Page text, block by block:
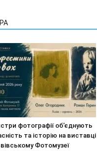
фотографії об’єднують
та історію на виставці
Фотомузеї